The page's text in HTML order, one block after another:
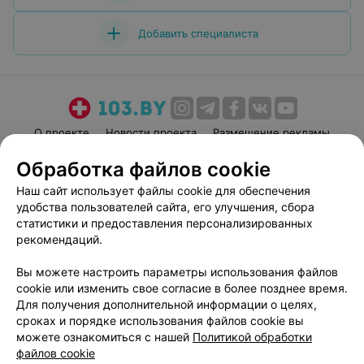
спросить. Хотя и рассказывает врач всё доступно.
Добавить специалиста
О проекте Новости проекта
Размещение рекламы
Пользовательское соглашение
Способы оплаты
Вакансии
Партнеры
Написать руководителю 103.by
Персональные настройки cookie
Обработка персональных данных
Обработка файлов cookie
Наш сайт использует файлы cookie для обеспечения
удобства пользователей сайта, его улучшения, сбора
статистики и предоставления персонализированных
рекомендаций.
Вы можете настроить параметры использования файлов
cookie или изменить свое согласие в более позднее время.
Для получения дополнительной информации о целях,
сроках и порядке использования файлов cookie вы
можете ознакомиться с нашей Политикой обработки
файлов cookie